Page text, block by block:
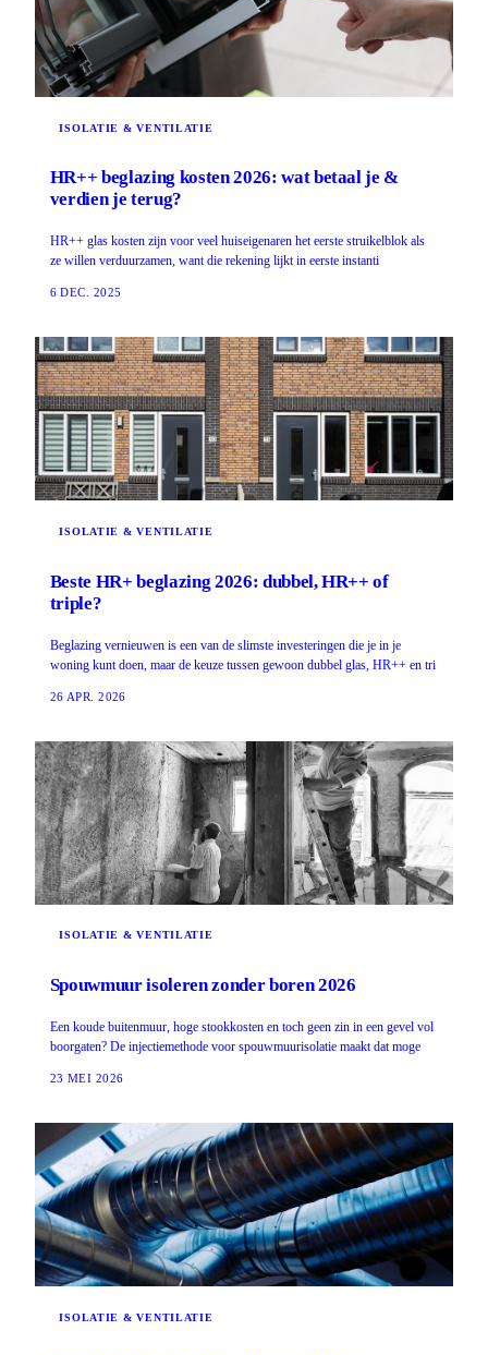
ISOLATIE & VENTILATIE
HR++ beglazing kosten 2026: wat betaal je &
verdien je terug?
HR++ glas kosten zijn voor veel huiseigenaren het eerste struikelblok als
ze willen verduurzamen, want die rekening lijkt in eerste instanti
6 DEC. 2025
ISOLATIE & VENTILATIE
Beste HR+ beglazing 2026: dubbel, HR++ of
triple?
Beglazing vernieuwen is een van de slimste investeringen die je in je
woning kunt doen, maar de keuze tussen gewoon dubbel glas, HR++ en tri
26 APR. 2026
ISOLATIE & VENTILATIE
Spouwmuur isoleren zonder boren 2026
Een koude buitenmuur, hoge stookkosten en toch geen zin in een gevel vol
boorgaten? De injectiemethode voor spouwmuurisolatie maakt dat moge
23 MEI 2026
ISOLATIE & VENTILATIE